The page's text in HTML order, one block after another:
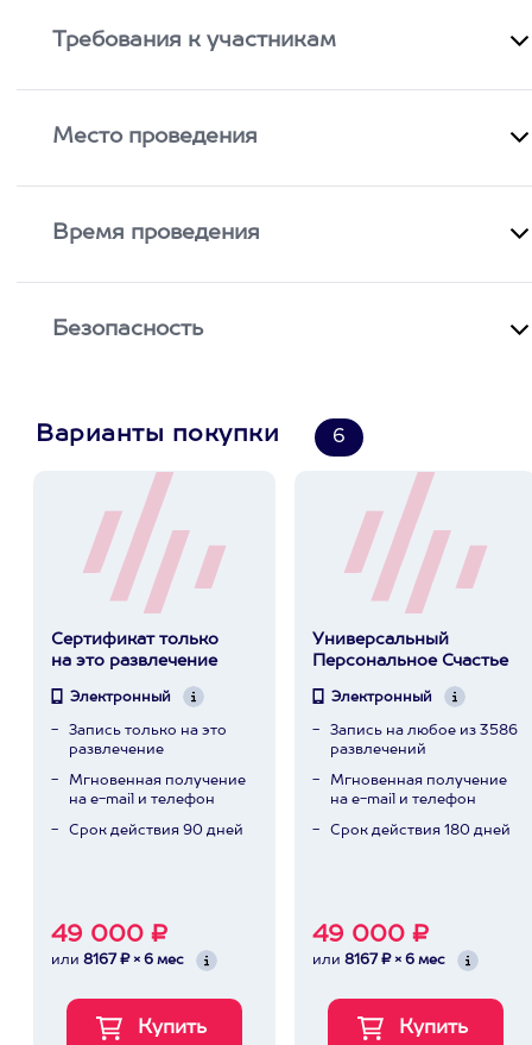
Требования к участникам
Место проведения
Время проведения
Безопасность
Варианты покупки 6
Сертификат только
на это развлечение
Электронный
Запись только на это
развлечение
Мгновенная получение
на e-mail и телефон
Срок действия 90 дней
49 000 ₽
или 8167 ₽ × 6 мес
Универсальный
Персональное Счастье
Электронный
Запись на любое из 3586
развлечений
Мгновенная получение
на e-mail и телефон
Срок действия 180 дней
49 000 ₽
или 8167 ₽ × 6 мес